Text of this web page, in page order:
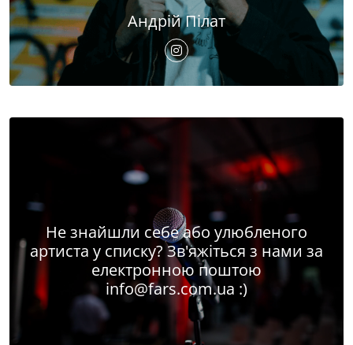
Андрій Пілат
Не знайшли себе або улюбленого
артиста у списку? Зв'яжіться з нами за
електронною поштою
info@fars.com.ua :)